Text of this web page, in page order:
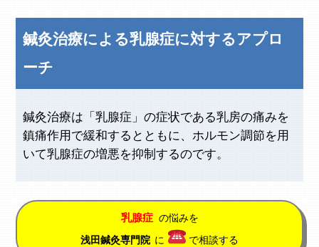
鍼灸治療による乳腺症に対するアプロ
ーチ
鍼灸治療は「乳腺症」の症状である乳房の痛みを
鎮痛作用で緩和するとともに、ホルモン調節を用
いて乳腺症の増悪を抑制するのです。
乳腺症 の悩みを
浅田鍼灸専門院 に で相談する